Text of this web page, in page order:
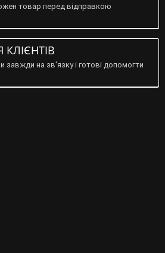
товар перед відправкою
КЛІЄНТІВ
завжди на зв'язку і готові допомогти